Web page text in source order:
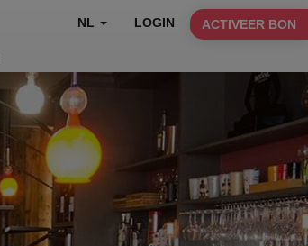
NL LOGIN ACTIVEER BON